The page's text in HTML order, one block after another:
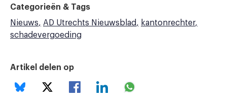
Categorieën & Tags
Nieuws
AD Utrechts Nieuwsblad
kantonrechter
schadevergoeding
Artikel delen op